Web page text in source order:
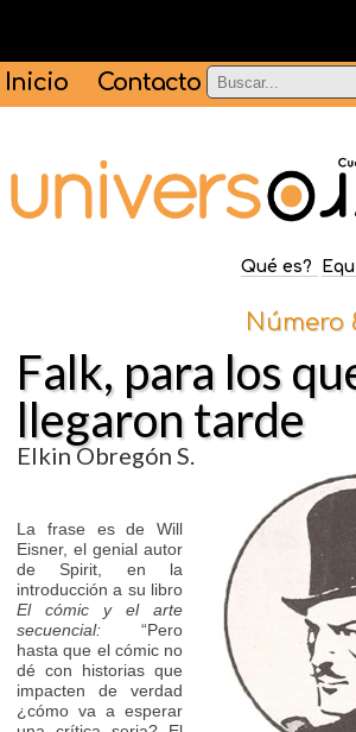
Inicio Contacto
Qué es?
Número
Falk, para los
llegaron tarde
Elkin Obregón S.
La frase es de Will
Eisner, el genial autor
de Spirit, en la
introducción a su libro
El cómic y el arte
secuencial: “Pero
hasta que el cómic no
dé con historias que
impacten de verdad
¿cómo va a esperar